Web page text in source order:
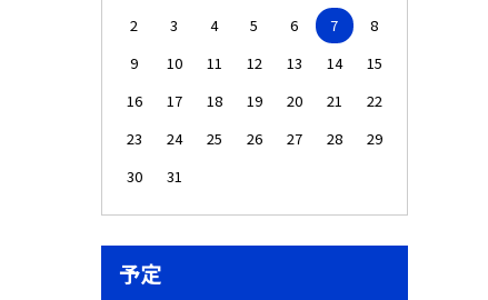
2
3 4 5 6 7
8
9
10 11 12 13 14
15
16
17 18 19 20 21
22
23
24 25 26 27 28
29
30
31
予定